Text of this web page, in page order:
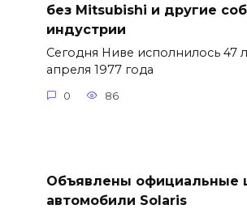
без Mitsubishi и другие
индустрии
Сегодня Ниве исполнилось 47
апреля 1977 года
0 86
Объявлены официальные
автомобили Solaris